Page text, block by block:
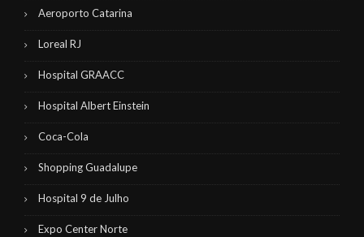
Aeroporto Catarina
Loreal RJ
Hospital GRAACC
Hospital Albert Einstein
Coca-Cola
Shopping Guadalupe
Hospital 9 de Julho
Expo Center Norte